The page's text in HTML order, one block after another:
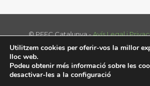
© PEFC Catalunya -Avís Legal i
Tel. 93 574 70 39 -
Disenny web:
Utilitzem cookies per oferir-vos la millor
lloc web.
Podeu obtenir més informació sobre les
desactivar-les a la configuració